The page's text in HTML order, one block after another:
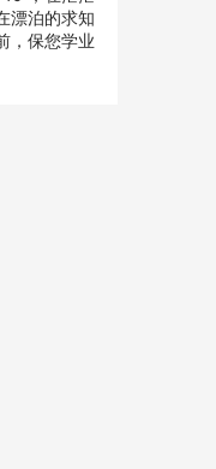
漂泊的求知
，保您学业